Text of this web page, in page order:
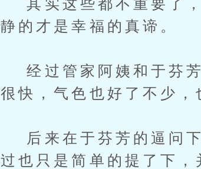
其实这些都不重要了，
静的才是幸福的真谛。
经过管家阿姨和于芬芳
很快，气色也好了不少，
后来在于芬芳的逼问下
过也只是简单的提了下